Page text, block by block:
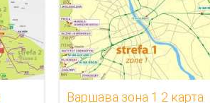
Варшава зона 1 2 карта